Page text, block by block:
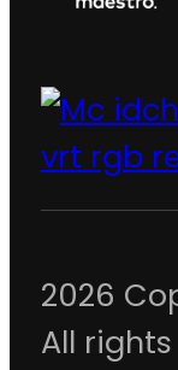
2026
All